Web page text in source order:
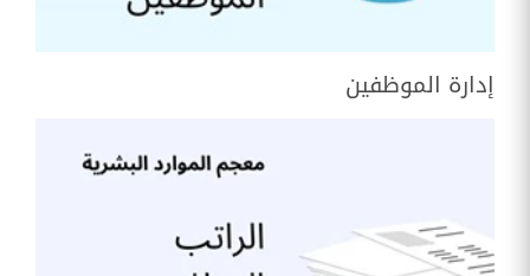
إدارة الموظفين